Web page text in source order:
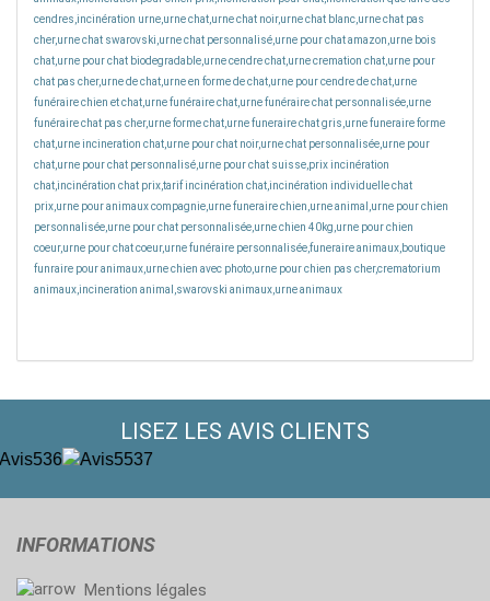
cendres,incinération urne,urne chat,urne chat noir,urne chat blanc,urne chat pas
cher,urne chat swarovski,urne chat personnalisé,urne pour chat amazon,urne bois
chat,urne pour chat biodegradable,urne cendre chat,urne cremation chat,urne pour
chat pas cher,urne de chat,urne en forme de chat,urne pour cendre de chat,urne
funéraire chien et chat,urne funéraire chat,urne funéraire chat personnalisée,urne
funéraire chat pas cher,urne forme chat,urne funeraire chat gris,urne funeraire forme
chat,urne incineration chat,urne pour chat noir,urne chat personnalisée,urne pour
chat,urne pour chat personnalisé,urne pour chat suisse,prix incinération
chat,incinération chat prix,tarif incinération chat,incinération individuelle chat
prix,urne pour animaux compagnie,urne funeraire chien,urne animal,urne pour chien
personnalisée,urne pour chat personnalisée,urne chien 40kg,urne pour chien
coeur,urne pour chat coeur,urne funéraire personnalisée,funeraire animaux,boutique
funraire pour animaux,urne chien avec photo,urne pour chien pas cher,crematorium
animaux,incineration animal,swarovski animaux,urne animaux
LISEZ LES AVIS CLIENTS
INFORMATIONS
Mentions légales